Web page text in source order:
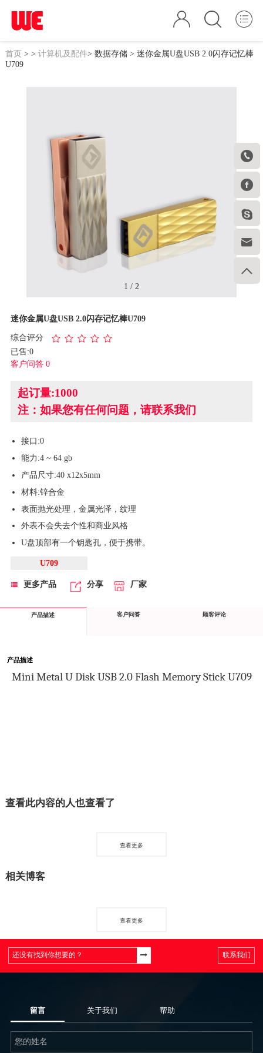





首页> > 计算机及配件> 数据存储> 迷你金属U盘USB 2.0闪存记忆棒
U709
1 / 2
迷你金属U盘USB 2.0闪存记忆棒U709
综合评分
已售:0
客户问答 0
起订量:1000
注：如果您有任何问题，请联系我们
接口:0
能力:4 ~ 64 gb
产品尺寸:40 x12x5mm
材料:锌合金
表面抛光处理，金属光泽，纹理
外表不会失去个性和商业风格
U盘顶部有一个钥匙孔，便于携带。
U709
更多产品 分享 厂家
产品描述 客户问答 顾客评论
产品描述
Mini Metal U Disk USB 2.0 Flash Memory Stick U709
查看此内容的人也查看了
查看更多
相关博客
查看更多
联系我们
留言 关于我们 帮助